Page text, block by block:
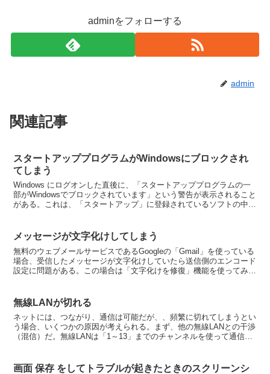
adminをフォローする
admin
関連記事
スタートアッププログラムがWindowsにブロックされ
てしまう
Windows にログオンした直後に、「スタートアッププログラムの一
部がWindowsでブロックされています」という警告が表示されること
がある。これは、「スタートアップ」に登録されているソフトの中
メッセージが文字化けしてしまう
無料のウェブメールサービスであるGoogleの「Gmail」を使っている
場合、受信したメッセージが文字化けしていたら送信側のエンコード
設定に問題がある。この場合は「文字化けを修復」機能を使ってみる
無線LANが切れる
ネットには、つながり、通信は可能だが、、頻繁に切れてしまうとい
う場合、いくつかの原因が考えられる。まず、他の無線LANとの干渉
（混信）だ。無線LANは「1～13」までのチャンネルを使って通信す
画面 保存 をしてトラブルが起きたときのスクリーンシ